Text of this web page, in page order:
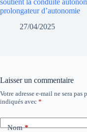
prolongateur d’autonomie
27/04/2025
Laisser un commentaire
Votre adresse e-mail ne sera pas
indiqués avec *
Nom*